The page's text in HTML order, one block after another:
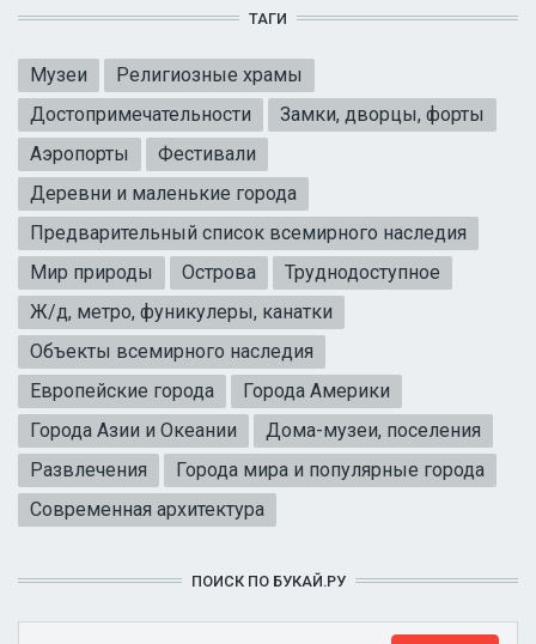
ТАГИ
Музеи
Религиозные храмы
Достопримечательности
Замки, дворцы, форты
Аэропорты
Фестивали
Деревни и маленькие города
Предварительный список всемирного наследия
Мир природы
Острова
Труднодоступное
Ж/д, метро, фуникулеры, канатки
Объекты всемирного наследия
Европейские города
Города Америки
Города Азии и Океании
Дома-музеи, поселения
Развлечения
Города мира и популярные города
Современная архитектура
ПОИСК ПО БУКАЙ.РУ